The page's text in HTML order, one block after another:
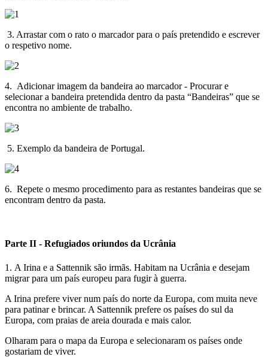
Image
3. Arrastar com o rato o marcador para o país pretendido e escrever
o respetivo nome.
Image
4. Adicionar imagem da bandeira ao marcador - Procurar e
selecionar a bandeira pretendida dentro da pasta “Bandeiras” que se
encontra no ambiente de trabalho.
Image
5. Exemplo da bandeira de Portugal.
Image
6. Repete o mesmo procedimento para as restantes bandeiras que se
encontram dentro da pasta.
Parte II - Refugiados oriundos da Ucrânia
1. A Irina e a Sattennik são irmãs. Habitam na Ucrânia e desejam
migrar para um país europeu para fugir à guerra.
A Irina prefere viver num país do norte da Europa, com muita neve
para patinar e brincar. A Sattennik prefere os países do sul da
Europa, com praias de areia dourada e mais calor.
Olharam para o mapa da Europa e selecionaram os países onde
gostariam de viver.